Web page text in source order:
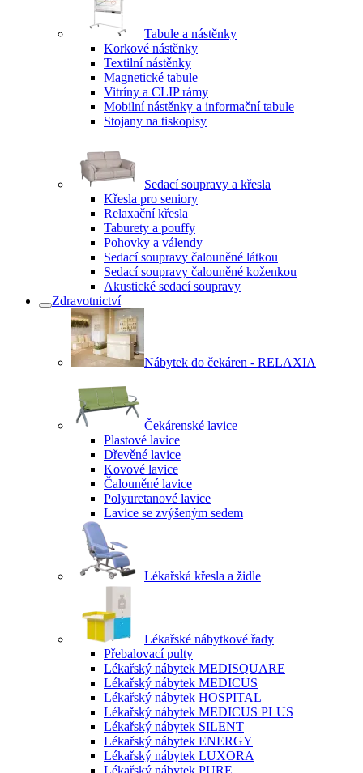
Tabule a nástěnky
Korkové nástěnky
Textilní nástěnky
Magnetické tabule
Vitríny a CLIP rámy
Mobilní nástěnky a informační tabule
Stojany na tiskopisy
Sedací soupravy a křesla
Křesla pro seniory
Relaxační křesla
Taburety a pouffy
Pohovky a válendy
Sedací soupravy čalouněné látkou
Sedací soupravy čalouněné koženkou
Akustické sedací soupravy
Zdravotnictví
Nábytek do čekáren - RELAXIA
Čekárenské lavice
Plastové lavice
Dřevěné lavice
Kovové lavice
Čalouněné lavice
Polyuretanové lavice
Lavice se zvýšeným sedem
Lékařská křesla a židle
Lékařské nábytkové řady
Přebalovací pulty
Lékařský nábytek MEDISQUARE
Lékařský nábytek MEDICUS
Lékařský nábytek HOSPITAL
Lékařský nábytek MEDICUS PLUS
Lékařský nábytek SILENT
Lékařský nábytek ENERGY
Lékařský nábytek LUXORA
Lékařský nábytek PURE